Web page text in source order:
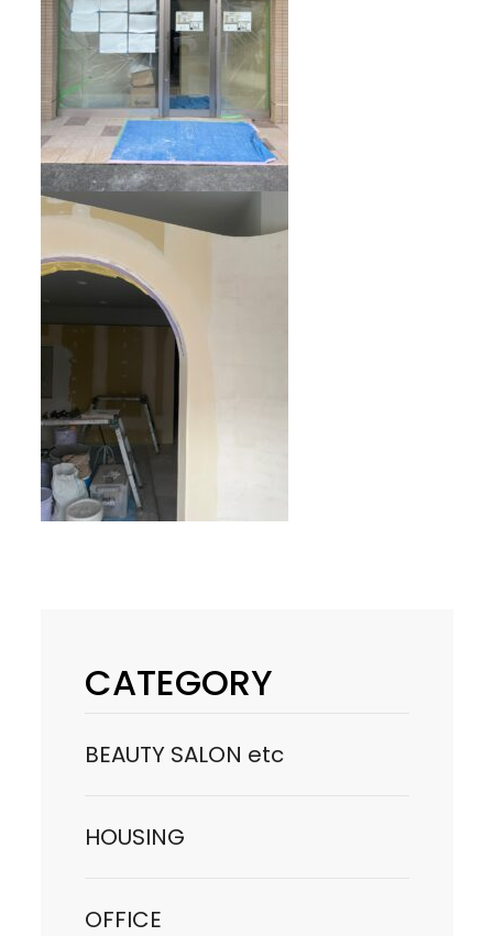
CATEGORY
BEAUTY SALON etc
HOUSING
OFFICE